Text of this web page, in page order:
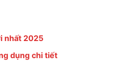
nhất 2025
dụng chi tiết